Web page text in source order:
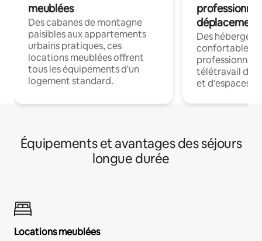
meublées
Des cabanes de montagne
paisibles aux appartements
urbains pratiques, ces
locations meublées offrent
tous les équipements d'un
logement standard.
déplacement
Des
confortables
professionnels
télétravail
et d'espaces
Équipements et avantages des séjours
longue durée
Locations meublées